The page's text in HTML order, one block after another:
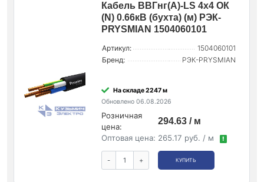
Кабель ВВГнг(А)-LS 4х4 ОК
(N) 0.66кВ (бухта) (м) РЭК-
PRYSMIAN 1504060101
Артикул:
1504060101
Бренд:
РЭК-PRYSMIAN
На складе 2247 м
Обновлено 06.08.2026
Розничная
цена:
294.63 / м
Оптовая цена: 265.17 руб. / м !
- + КУПИТЬ